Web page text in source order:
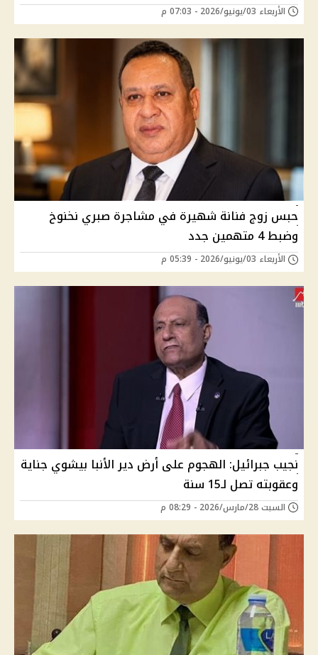
الأربعاء 03/يونيو/2026 - 07:03 م
حبس زوج فنانة شهيرة في مشاجرة صبري نخنوخ
وضبط 4 متهمين جدد
الأربعاء 03/يونيو/2026 - 05:39 م
نجيب جبرائيل: الهجوم على أرض دير الأنبا بيشوي جناية
وعقوبته تصل لـ15 سنة
السبت 28/مارس/2026 - 08:29 م